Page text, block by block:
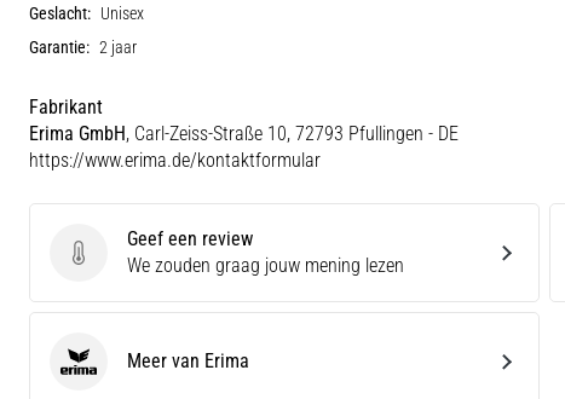
Geslacht: Unisex
Garantie: 2 jaar
Fabrikant
Erima GmbH, Carl-Zeiss-Straße 10, 72793 Pfullingen - DE
https://www.erima.de/kontaktformular
Geef een review
Geef een review
We zouden graag jouw mening lezen
Erima Meer van Erima